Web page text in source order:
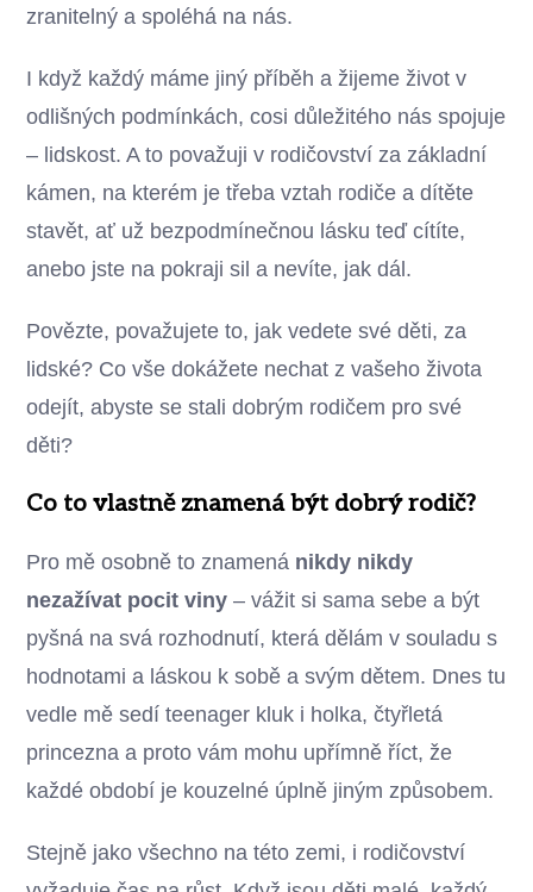
zranitelný a spoléhá na nás.
I když každý máme jiný příběh a žijeme život v
odlišných podmínkách, cosi důležitého nás spojuje
– lidskost. A to považuji v rodičovství za základní
kámen, na kterém je třeba vztah rodiče a dítěte
stavět, ať už bezpodmínečnou lásku teď cítíte,
anebo jste na pokraji sil a nevíte, jak dál.
Povězte, považujete to, jak vedete své děti, za
lidské? Co vše dokážete nechat z vašeho života
odejít, abyste se stali dobrým rodičem pro své
děti?
Co to vlastně znamená být dobrý rodič?
Pro mě osobně to znamená nikdy nikdy
nezažívat pocit viny – vážit si sama sebe a být
pyšná na svá rozhodnutí, která dělám v souladu s
hodnotami a láskou k sobě a svým dětem. Dnes tu
vedle mě sedí teenager kluk i holka, čtyřletá
princezna a proto vám mohu upřímně říct, že
každé období je kouzelné úplně jiným způsobem.
Stejně jako všechno na této zemi, i rodičovství